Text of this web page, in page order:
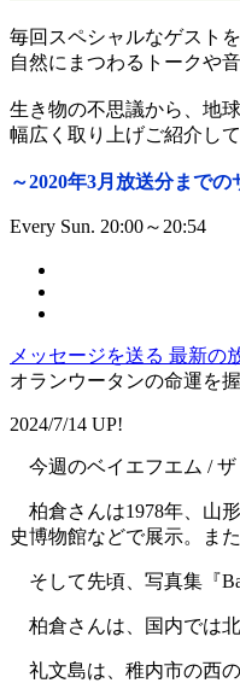
毎回スペシャルなゲストを
自然にまつわるトークや
生き物の不思議から、地
幅広く取り上げご紹介して
～2020年3月放送分までの
Every Sun. 20:00～20:54
メッセージを送る 最新の
オランウータンの命運を
2024/7/14 UP!
今週のベイエフエム / ザ
柏倉さんは1978年、山
史博物館などで展示。ま
そして先頃、写真集『
柏倉さんは、国内では北
礼文島は、稚内市の西の